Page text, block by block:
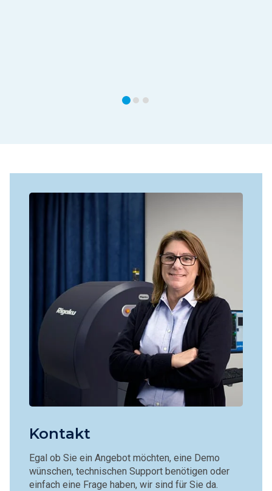
Kontakt
Egal ob Sie ein Angebot möchten, eine Demo
wünschen, technischen Support benötigen oder
einfach eine Frage haben, wir sind für Sie da.